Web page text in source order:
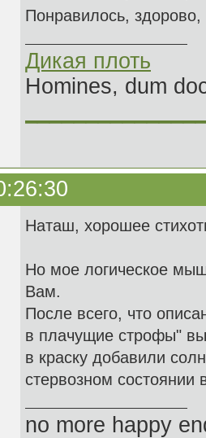
Понравилось,
Дикая плоть
Homines, dum
Наташ, хорошее
Но мое логическое
Вам.
После всего, что
в плачущие строфы"
в краску добавили
стервозном
no more happy